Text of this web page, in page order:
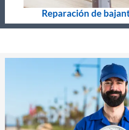
Reparación de